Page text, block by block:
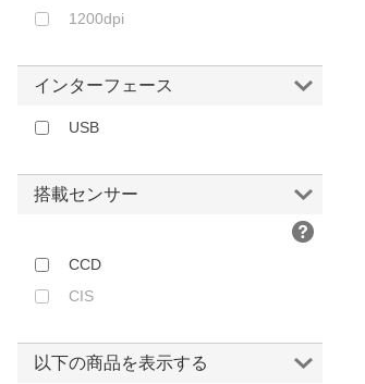
1200dpi
インターフェース
USB
搭載センサー
CCD
CIS
以下の商品を表示する